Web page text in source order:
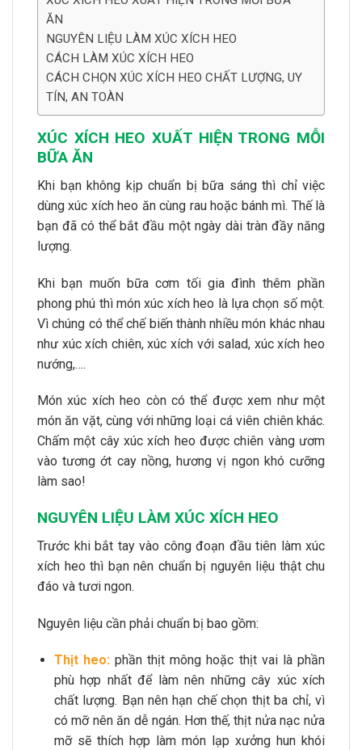
ĂN
NGUYÊN LIỆU LÀM XÚC XÍCH HEO
CÁCH LÀM XÚC XÍCH HEO
CÁCH CHỌN XÚC XÍCH HEO CHẤT LƯỢNG, UY
TÍN, AN TOÀN
XÚC XÍCH HEO XUẤT HIỆN TRONG MỖI
BỮA ĂN
Khi bạn không kịp chuẩn bị bữa sáng thì chỉ việc
dùng xúc xích heo ăn cùng rau hoặc bánh mì. Thế là
bạn đã có thể bắt đầu một ngày dài tràn đầy năng
lượng.
Khi bạn muốn bữa cơm tối gia đình thêm phần
phong phú thì món xúc xích heo là lựa chọn số một.
Vì chúng có thể chế biến thành nhiều món khác nhau
như xúc xích chiên, xúc xích với salad, xúc xích heo
nướng,….
Món xúc xích heo còn có thể được xem như một
món ăn vặt, cùng với những loại cá viên chiên khác.
Chấm một cây xúc xích heo được chiên vàng ươm
vào tương ớt cay nồng, hương vị ngon khó cưỡng
làm sao!
NGUYÊN LIỆU LÀM XÚC XÍCH HEO
Trước khi bắt tay vào công đoạn đầu tiên làm xúc
xích heo thì bạn nên chuẩn bị nguyên liệu thật chu
đáo và tươi ngon.
Nguyên liệu cần phải chuẩn bị bao gồm:
Thịt heo:phần thịt mông hoặc thịt vai là phần
phù hợp nhất để làm nên những cây xúc xích
chất lượng. Bạn nên hạn chế chọn thịt ba chỉ, vì
có mỡ nên ăn dễ ngán. Hơn thế, thịt nửa nạc nửa
mỡ sẽ thích hợp làm món lạp xưởng hun khói